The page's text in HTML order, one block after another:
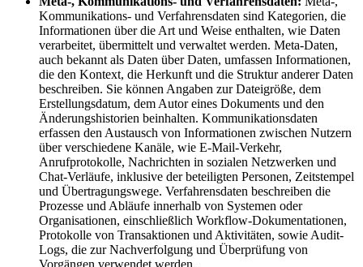
Kommunikations- und Verfahrensdaten sind Kategorien, die
Informationen über die Art und Weise enthalten, wie Daten
verarbeitet, übermittelt und verwaltet werden. Meta-Daten,
auch bekannt als Daten über Daten, umfassen Informationen,
die den Kontext, die Herkunft und die Struktur anderer Daten
beschreiben. Sie können Angaben zur Dateigröße, dem
Erstellungsdatum, dem Autor eines Dokuments und den
Änderungshistorien beinhalten. Kommunikationsdaten
erfassen den Austausch von Informationen zwischen Nutzern
über verschiedene Kanäle, wie E-Mail-Verkehr,
Anrufprotokolle, Nachrichten in sozialen Netzwerken und
Chat-Verläufe, inklusive der beteiligten Personen, Zeitstempel
und Übertragungswege. Verfahrensdaten beschreiben die
Prozesse und Abläufe innerhalb von Systemen oder
Organisationen, einschließlich Workflow-Dokumentationen,
Protokolle von Transaktionen und Aktivitäten, sowie Audit-
Logs, die zur Nachverfolgung und Überprüfung von